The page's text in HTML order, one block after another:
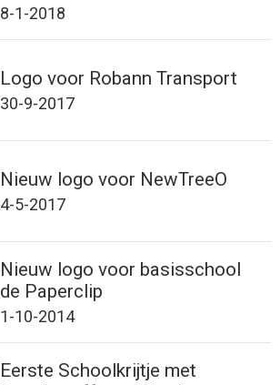
8-1-2018
Logo voor Robann Transport
30-9-2017
Nieuw logo voor NewTreeO
4-5-2017
Nieuw logo voor basisschool
de Paperclip
1-10-2014
Eerste Schoolkrijtje met